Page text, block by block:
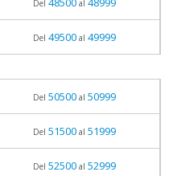
Del al
Del 49500al 49999
Del 50500al 50999
Del 51500al 51999
Del 52500al 52999